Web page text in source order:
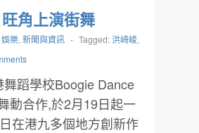
角上演街舞
娛樂, 新聞與資訊 - Tagged:洪崎峻,
蹈學校Boogie Dance
動合作,於2月19日起一
在港九多個地方創新作